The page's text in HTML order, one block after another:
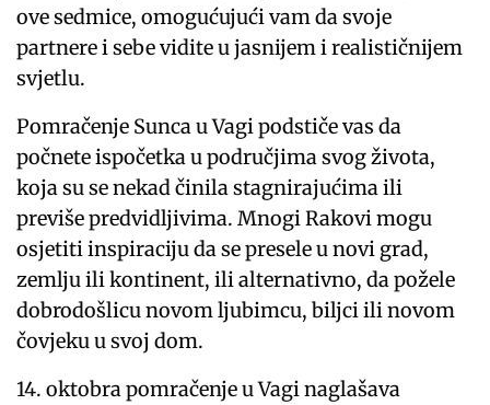
ove sedmice, omogućujući vam da svoje
partnere i sebe vidite u jasnijem i realističnijem
svjetlu.
Pomračenje Sunca u Vagi podstiče vas da
počnete ispočetka u područjima svog života,
koja su se nekad činila stagnirajućima ili
previše predvidljivima. Mnogi Rakovi mogu
osjetiti inspiraciju da se presele u novi grad,
zemlju ili kontinent, ili alternativno, da požele
dobrodošlicu novom ljubimcu, biljci ili novom
čovjeku u svoj dom.
14. oktobra pomračenje u Vagi naglašava